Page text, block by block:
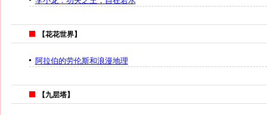
【花花世界】
阿拉伯的劳伦斯和浪漫地理
【九层塔】